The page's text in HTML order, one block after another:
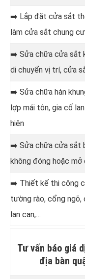
➡️ Lắp đặt cửa sắt
làm cửa sắt chung cư
➡️ Sửa chữa cửa sắt
di chuyển vị trí, cửa
➡️ Sửa chữa hàn
lợp mái tôn, gia cố
hiên
➡️ Sửa chữa cửa sắt
không đóng hoặc mở
➡️ Thiết kế thi công
tường rào, cổng ngõ,
lan can,…
Tư vấn báo giá
địa bàn